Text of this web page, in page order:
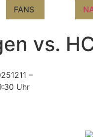
FANS
vs.
–
Uhr